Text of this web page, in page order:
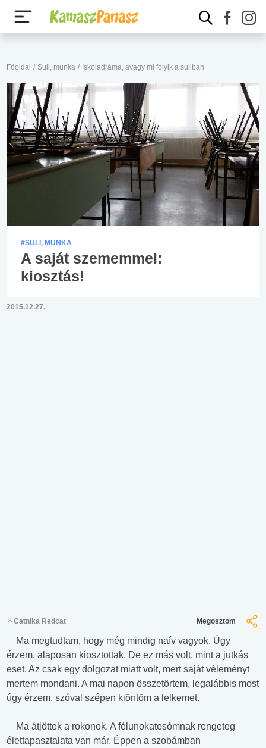
Főoldal / Suli, munka / Iskoladráma, avagy mi folyik a suliban
#SULI, MUNKA
A saját szememmel:
kiosztás!
2015.12.27.
Catnika Redcat Megosztom
Ma megtudtam, hogy még mindig naív vagyok. Úgy
érzem, alaposan kiosztottak. De ez más volt, mint a jutkás
eset. Az csak egy dolgozat miatt volt, mert saját véleményt
mertem mondani. A mai napon összetörtem, legalábbis most
úgy érzem, szóval szépen kiöntöm a lelkemet.
Ma átjöttek a rokonok. A félunokatesómnak rengeteg
élettapasztalata van már. Éppen a szobámban